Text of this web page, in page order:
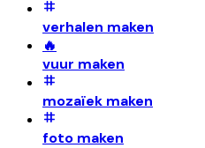
verhalen maken
🔥
vuur maken
mozaïek maken
foto maken